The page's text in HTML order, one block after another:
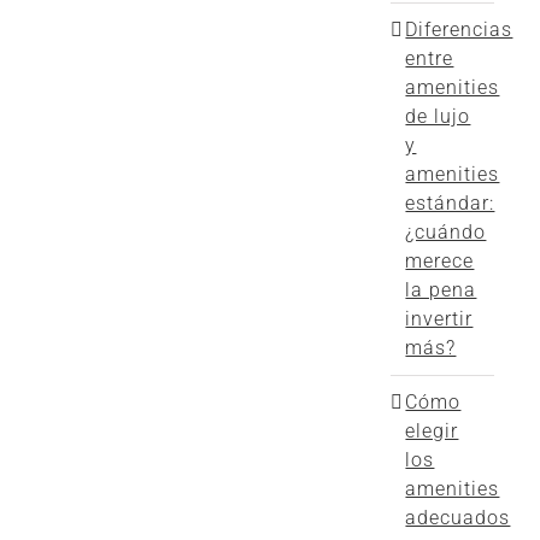
Diferencias
entre
amenities
de lujo
y
amenities
estándar:
¿cuándo
merece
la pena
invertir
más?
Cómo
elegir
los
amenities
adecuados